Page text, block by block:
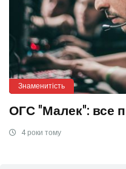
Знаменитість
ОГС "Малек": все
4 роки тому